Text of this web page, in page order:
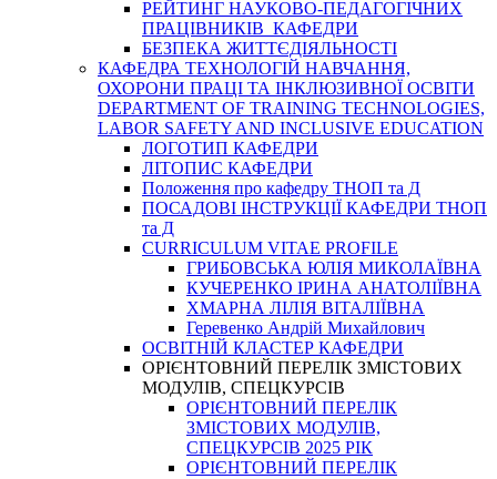
РЕЙТИНГ НАУКОВО-ПЕДАГОГІЧНИХ
ПРАЦІВНИКІВ КАФЕДРИ
БЕЗПЕКА ЖИТТЄДІЯЛЬНОСТІ
КАФЕДРА ТЕХНОЛОГІЙ НАВЧАННЯ,
ОХОРОНИ ПРАЦІ ТА ІНКЛЮЗИВНОЇ ОСВІТИ
DEPARTMENT OF TRAINING TECHNOLOGIES,
LABOR SAFETY AND INCLUSIVE EDUCATION
ЛОГОТИП КАФЕДРИ
ЛІТОПИС КАФЕДРИ
Положення про кафедру ТНОП та Д
ПОСАДОВІ ІНСТРУКЦІЇ КАФЕДРИ ТНОП
та Д
CURRICULUM VITAE PROFILE
ГРИБОВСЬКА ЮЛІЯ МИКОЛАЇВНА
КУЧЕРЕНКО ІРИНА АНАТОЛІЇВНА
ХМАРНА ЛІЛІЯ ВІТАЛІЇВНА
Геревенко Андрій Михайлович
ОСВІТНІЙ КЛАСТЕР КАФЕДРИ
ОРІЄНТОВНИЙ ПЕРЕЛІК ЗМІСТОВИХ
МОДУЛІВ, СПЕЦКУРСІВ
ОРІЄНТОВНИЙ ПЕРЕЛІК
ЗМІСТОВИХ МОДУЛІВ,
СПЕЦКУРСІВ 2025 РІК
ОРІЄНТОВНИЙ ПЕРЕЛІК